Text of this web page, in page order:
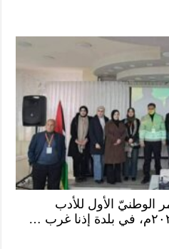
الوطنيّ الأول للأدب